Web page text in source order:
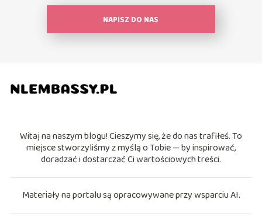
NAPISZ DO NAS
Witaj na naszym blogu! Cieszymy się, że do nas trafiłeś. To
miejsce stworzyliśmy z myślą o Tobie — by inspirować,
doradzać i dostarczać Ci wartościowych treści.
Materiały na portalu są opracowywane przy wsparciu AI.